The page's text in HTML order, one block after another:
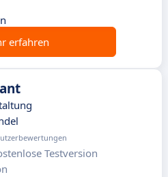
erfahren
Testversion